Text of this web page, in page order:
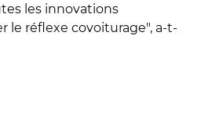
les innovations
le réflexe covoiturage", a-t-